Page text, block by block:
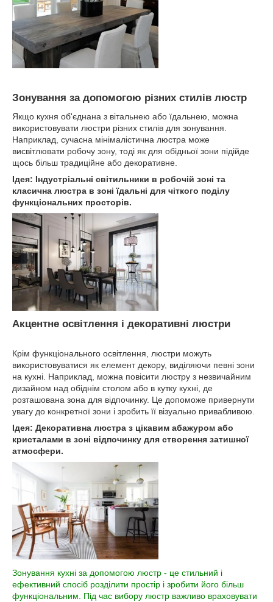
Зонування за допомогою різних стилів люстр
Якщо кухня об'єднана з вітальнею або їдальнею, можна
використовувати люстри різних стилів для зонування.
Наприклад, сучасна мінімалістична люстра може
висвітлювати робочу зону, тоді як для обідньої зони підійде
щось більш традиційне або декоративне.
Ідея: Індустріальні світильники в робочій зоні та
класична люстра в зоні їдальні для чіткого поділу
функціональних просторів.
Акцентне освітлення і декоративні люстри
Крім функціонального освітлення, люстри можуть
використовуватися як елемент декору, виділяючи певні зони
на кухні. Наприклад, можна повісити люстру з незвичайним
дизайном над обіднім столом або в кутку кухні, де
розташована зона для відпочинку. Це допоможе привернути
увагу до конкретної зони і зробить її візуально привабливою.
Ідея: Декоративна люстра з цікавим абажуром або
кристалами в зоні відпочинку для створення затишної
атмосфери.
Зонування кухні за допомогою люстр - це стильний і
ефективний спосіб розділити простір і зробити його більш
функціональним. Під час вибору люстр важливо враховувати